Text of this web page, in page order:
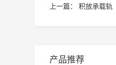
上一篇： 积放承载轨
产品推荐